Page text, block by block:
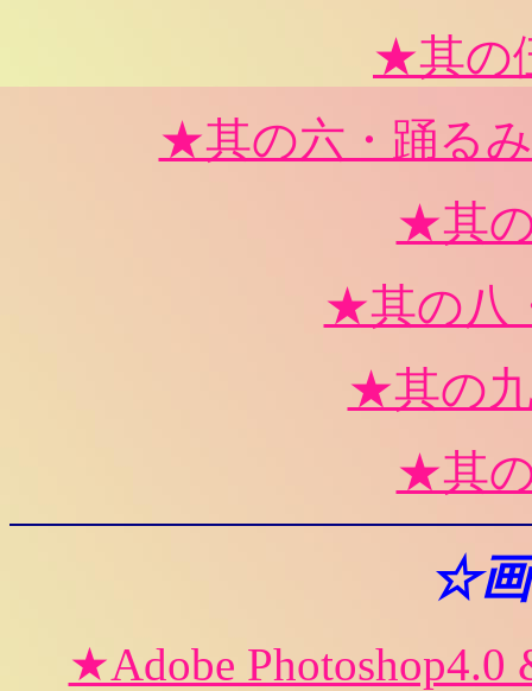
★其の
★其の六・踊る
★其
★其の八
★其の
★其
☆
★Adobe